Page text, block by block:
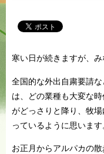
寒い日が続きますが、
全国的な外出自粛要請
は、どの業種も大変な
がどっさりと降り、牧
っているように思います
お正月からアルパカの